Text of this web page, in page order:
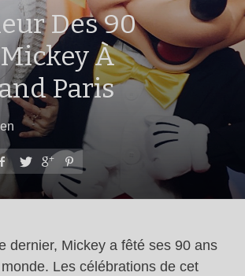
Des 90
À
Paris
dernier, Mickey a fêté ses 90 ans
Les célébrations de cet